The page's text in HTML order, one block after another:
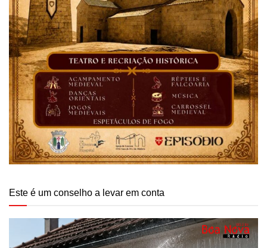
Este é um conselho a levar em conta